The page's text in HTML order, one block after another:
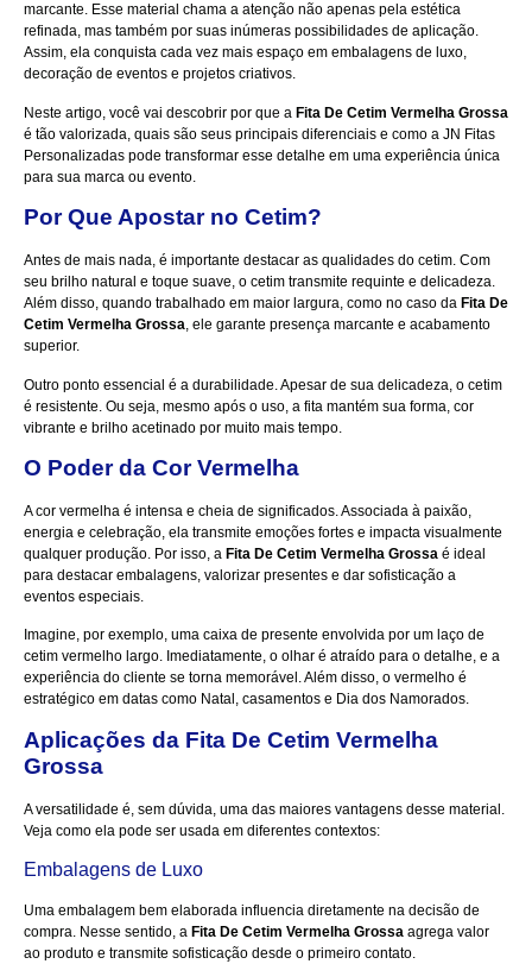
marcante. Esse material chama a atenção não apenas pela estética
refinada, mas também por suas inúmeras possibilidades de aplicação.
Assim, ela conquista cada vez mais espaço em embalagens de luxo,
decoração de eventos e projetos criativos.
Neste artigo, você vai descobrir por que a Fita De Cetim Vermelha Grossa
é tão valorizada, quais são seus principais diferenciais e como a JN Fitas
Personalizadas pode transformar esse detalhe em uma experiência única
para sua marca ou evento.
Por Que Apostar no Cetim?
Antes de mais nada, é importante destacar as qualidades do cetim. Com
seu brilho natural e toque suave, o cetim transmite requinte e delicadeza.
Além disso, quando trabalhado em maior largura, como no caso da Fita De
Cetim Vermelha Grossa, ele garante presença marcante e acabamento
superior.
Outro ponto essencial é a durabilidade. Apesar de sua delicadeza, o cetim
é resistente. Ou seja, mesmo após o uso, a fita mantém sua forma, cor
vibrante e brilho acetinado por muito mais tempo.
O Poder da Cor Vermelha
A cor vermelha é intensa e cheia de significados. Associada à paixão,
energia e celebração, ela transmite emoções fortes e impacta visualmente
qualquer produção. Por isso, a Fita De Cetim Vermelha Grossa é ideal
para destacar embalagens, valorizar presentes e dar sofisticação a
eventos especiais.
Imagine, por exemplo, uma caixa de presente envolvida por um laço de
cetim vermelho largo. Imediatamente, o olhar é atraído para o detalhe, e a
experiência do cliente se torna memorável. Além disso, o vermelho é
estratégico em datas como Natal, casamentos e Dia dos Namorados.
Aplicações da Fita De Cetim Vermelha
Grossa
A versatilidade é, sem dúvida, uma das maiores vantagens desse material.
Veja como ela pode ser usada em diferentes contextos:
Embalagens de Luxo
Uma embalagem bem elaborada influencia diretamente na decisão de
compra. Nesse sentido, a Fita De Cetim Vermelha Grossa agrega valor
ao produto e transmite sofisticação desde o primeiro contato.